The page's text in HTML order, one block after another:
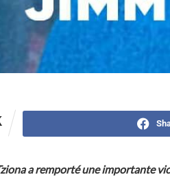
a remporté une importante